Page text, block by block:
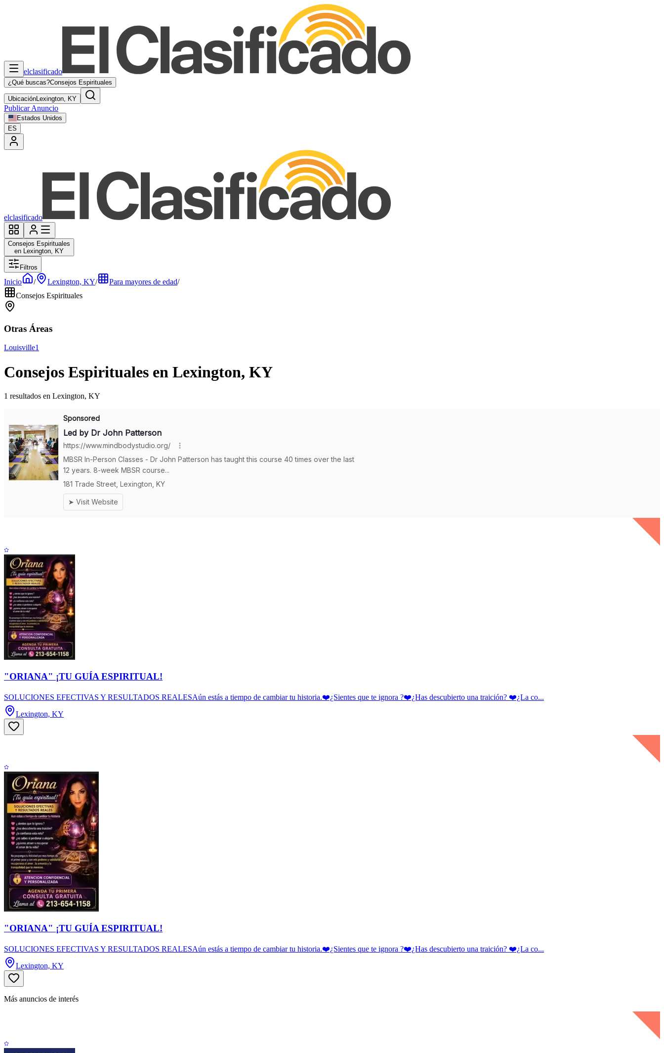
elclasificado
¿Qué buscas?Consejos Espirituales
UbicaciónLexington, KY
Publicar Anuncio
Estados Unidos
ES
elclasificado
Consejos Espirituales
en Lexington, KY
Filtros
Inicio / Lexington, KY/ Para mayores de edad/
Consejos Espirituales
Otras Áreas
Louisville1
Consejos Espirituales en Lexington, KY
1 resultados en Lexington, KY
"ORIANA" ¡TU GUÍA ESPIRITUAL!
SOLUCIONES EFECTIVAS Y RESULTADOS REALESAún estás a tiempo de cambiar tu historia.❤️¿Sientes que te ignora ?❤️¿Has descubierto una traición? ❤️¿La co...
Lexington, KY
"ORIANA" ¡TU GUÍA ESPIRITUAL!
SOLUCIONES EFECTIVAS Y RESULTADOS REALESAún estás a tiempo de cambiar tu historia.❤️¿Sientes que te ignora ?❤️¿Has descubierto una traición? ❤️¿La co...
Lexington, KY
Más anuncios de interés